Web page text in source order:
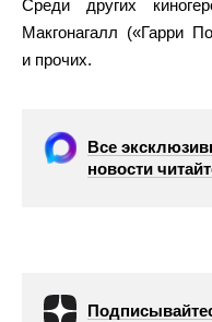
Среди других
Макгонагалл («Гарри
и прочих.
Все
новости